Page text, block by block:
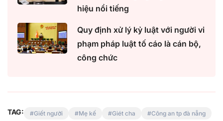
hiệu nổi tiếng
Quy định xử lý kỷ luật với người vi
phạm pháp luật tố cáo là cán bộ,
công chức
TAG: Giết người Mẹ kế Giét cha Công an tp đà nẵng